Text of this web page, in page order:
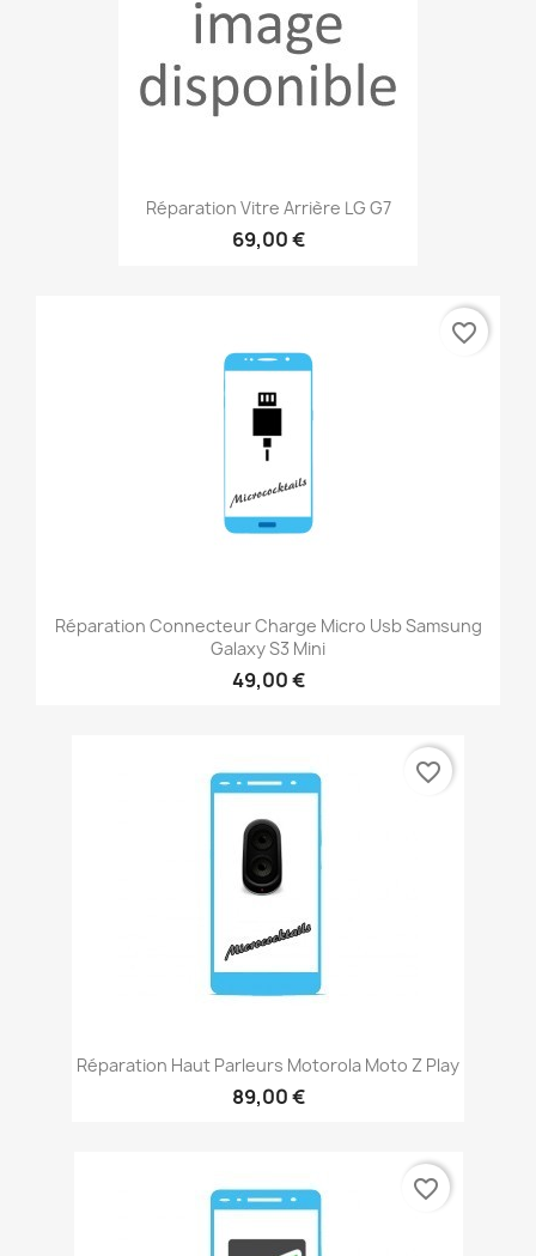
Réparation Vitre Arrière LG G7
69,00 €
Réparation Connecteur Charge Micro Usb Samsung
Galaxy S3 Mini
49,00 €
favorite_border
Réparation Haut Parleurs Motorola Moto Z Play
89,00 €
favorite_border
favorite_border